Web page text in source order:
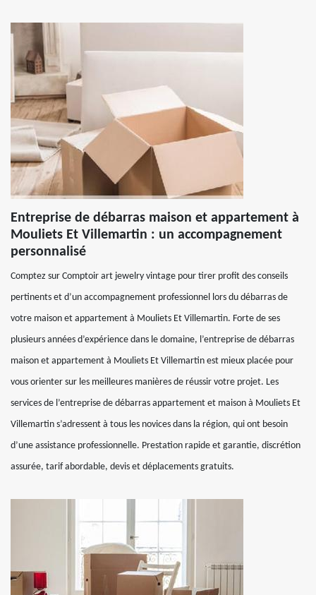
Entreprise de débarras maison et appartement à
Mouliets Et Villemartin : un accompagnement
personnalisé
Comptez sur Comptoir art jewelry vintage pour tirer profit des conseils
pertinents et d’un accompagnement professionnel lors du débarras de
votre maison et appartement à Mouliets Et Villemartin. Forte de ses
plusieurs années d’expérience dans le domaine, l’entreprise de débarras
maison et appartement à Mouliets Et Villemartin est mieux placée pour
vous orienter sur les meilleures manières de réussir votre projet. Les
services de l’entreprise de débarras appartement et maison à Mouliets Et
Villemartin s’adressent à tous les novices dans la région, qui ont besoin
d’une assistance professionnelle. Prestation rapide et garantie, discrétion
assurée, tarif abordable, devis et déplacements gratuits.